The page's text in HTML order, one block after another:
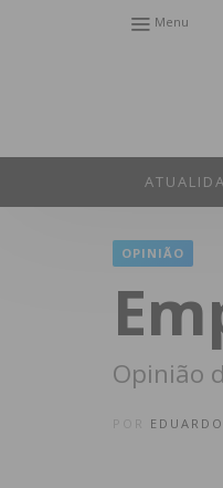
Menu
OPINIÃO
Opinião